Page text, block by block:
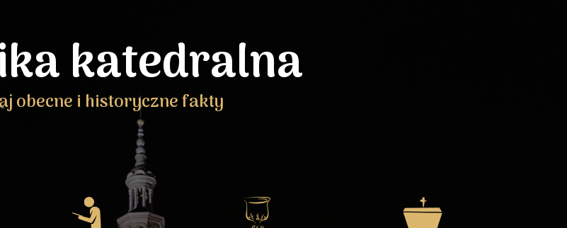
katedralna
obecne i historyczne fakty